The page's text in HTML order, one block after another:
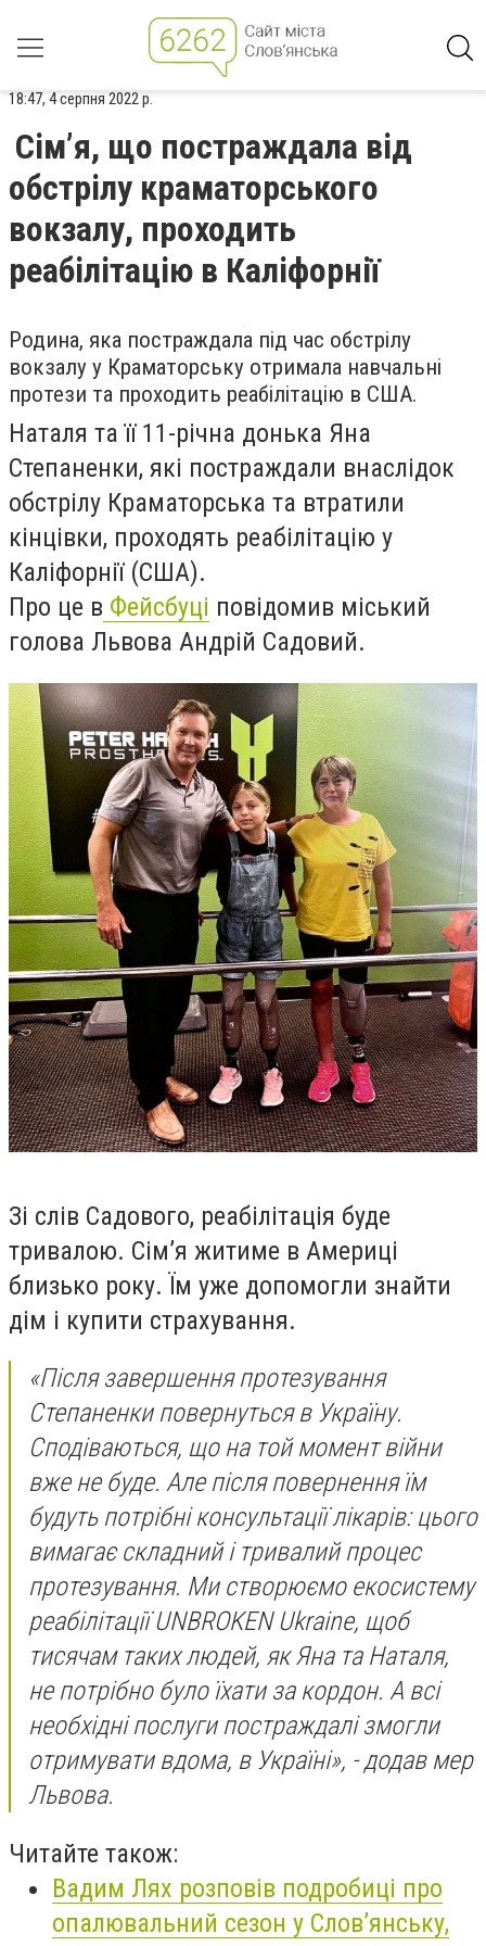
18:47, 4 серпня 2022 р.
Сім’я, що постраждала від
обстрілу краматорського
вокзалу, проходить
реабілітацію в Каліфорнії
Родина, яка постраждала під час обстрілу
вокзалу у Краматорську отримала навчальні
протези та проходить реабілітацію в США.
Наталя та її 11-річна донька Яна
Степаненки, які постраждали внаслідок
обстрілу Краматорська та втратили
кінцівки, проходять реабілітацію у
Каліфорнії (США).
Про це в Фейсбуці повідомив міський
голова Львова Андрій Садовий.
Зі слів Садового, реабілітація буде
тривалою. Сім’я житиме в Америці
близько року. Їм уже допомогли знайти
дім і купити страхування.
«Після завершення протезування
Степаненки повернуться в Україну.
Сподіваються, що на той момент війни
вже не буде. Але після повернення їм
будуть потрібні консультації лікарів: цього
вимагає складний і тривалий процес
протезування. Ми створюємо екосистему
реабілітації UNBROKEN Ukraine, щоб
тисячам таких людей, як Яна та Наталя,
не потрібно було їхати за кордон. А всі
необхідні послуги постраждалі змогли
отримувати вдома, в Україні», - додав мер
Львова.
Читайте також:
Вадим Лях розповів подробиці про
опалювальний сезон у Слов’янську,